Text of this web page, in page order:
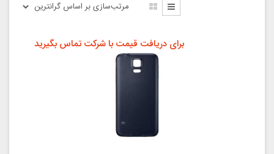
برای دریافت قیمت با شرکت تماس بگیرید